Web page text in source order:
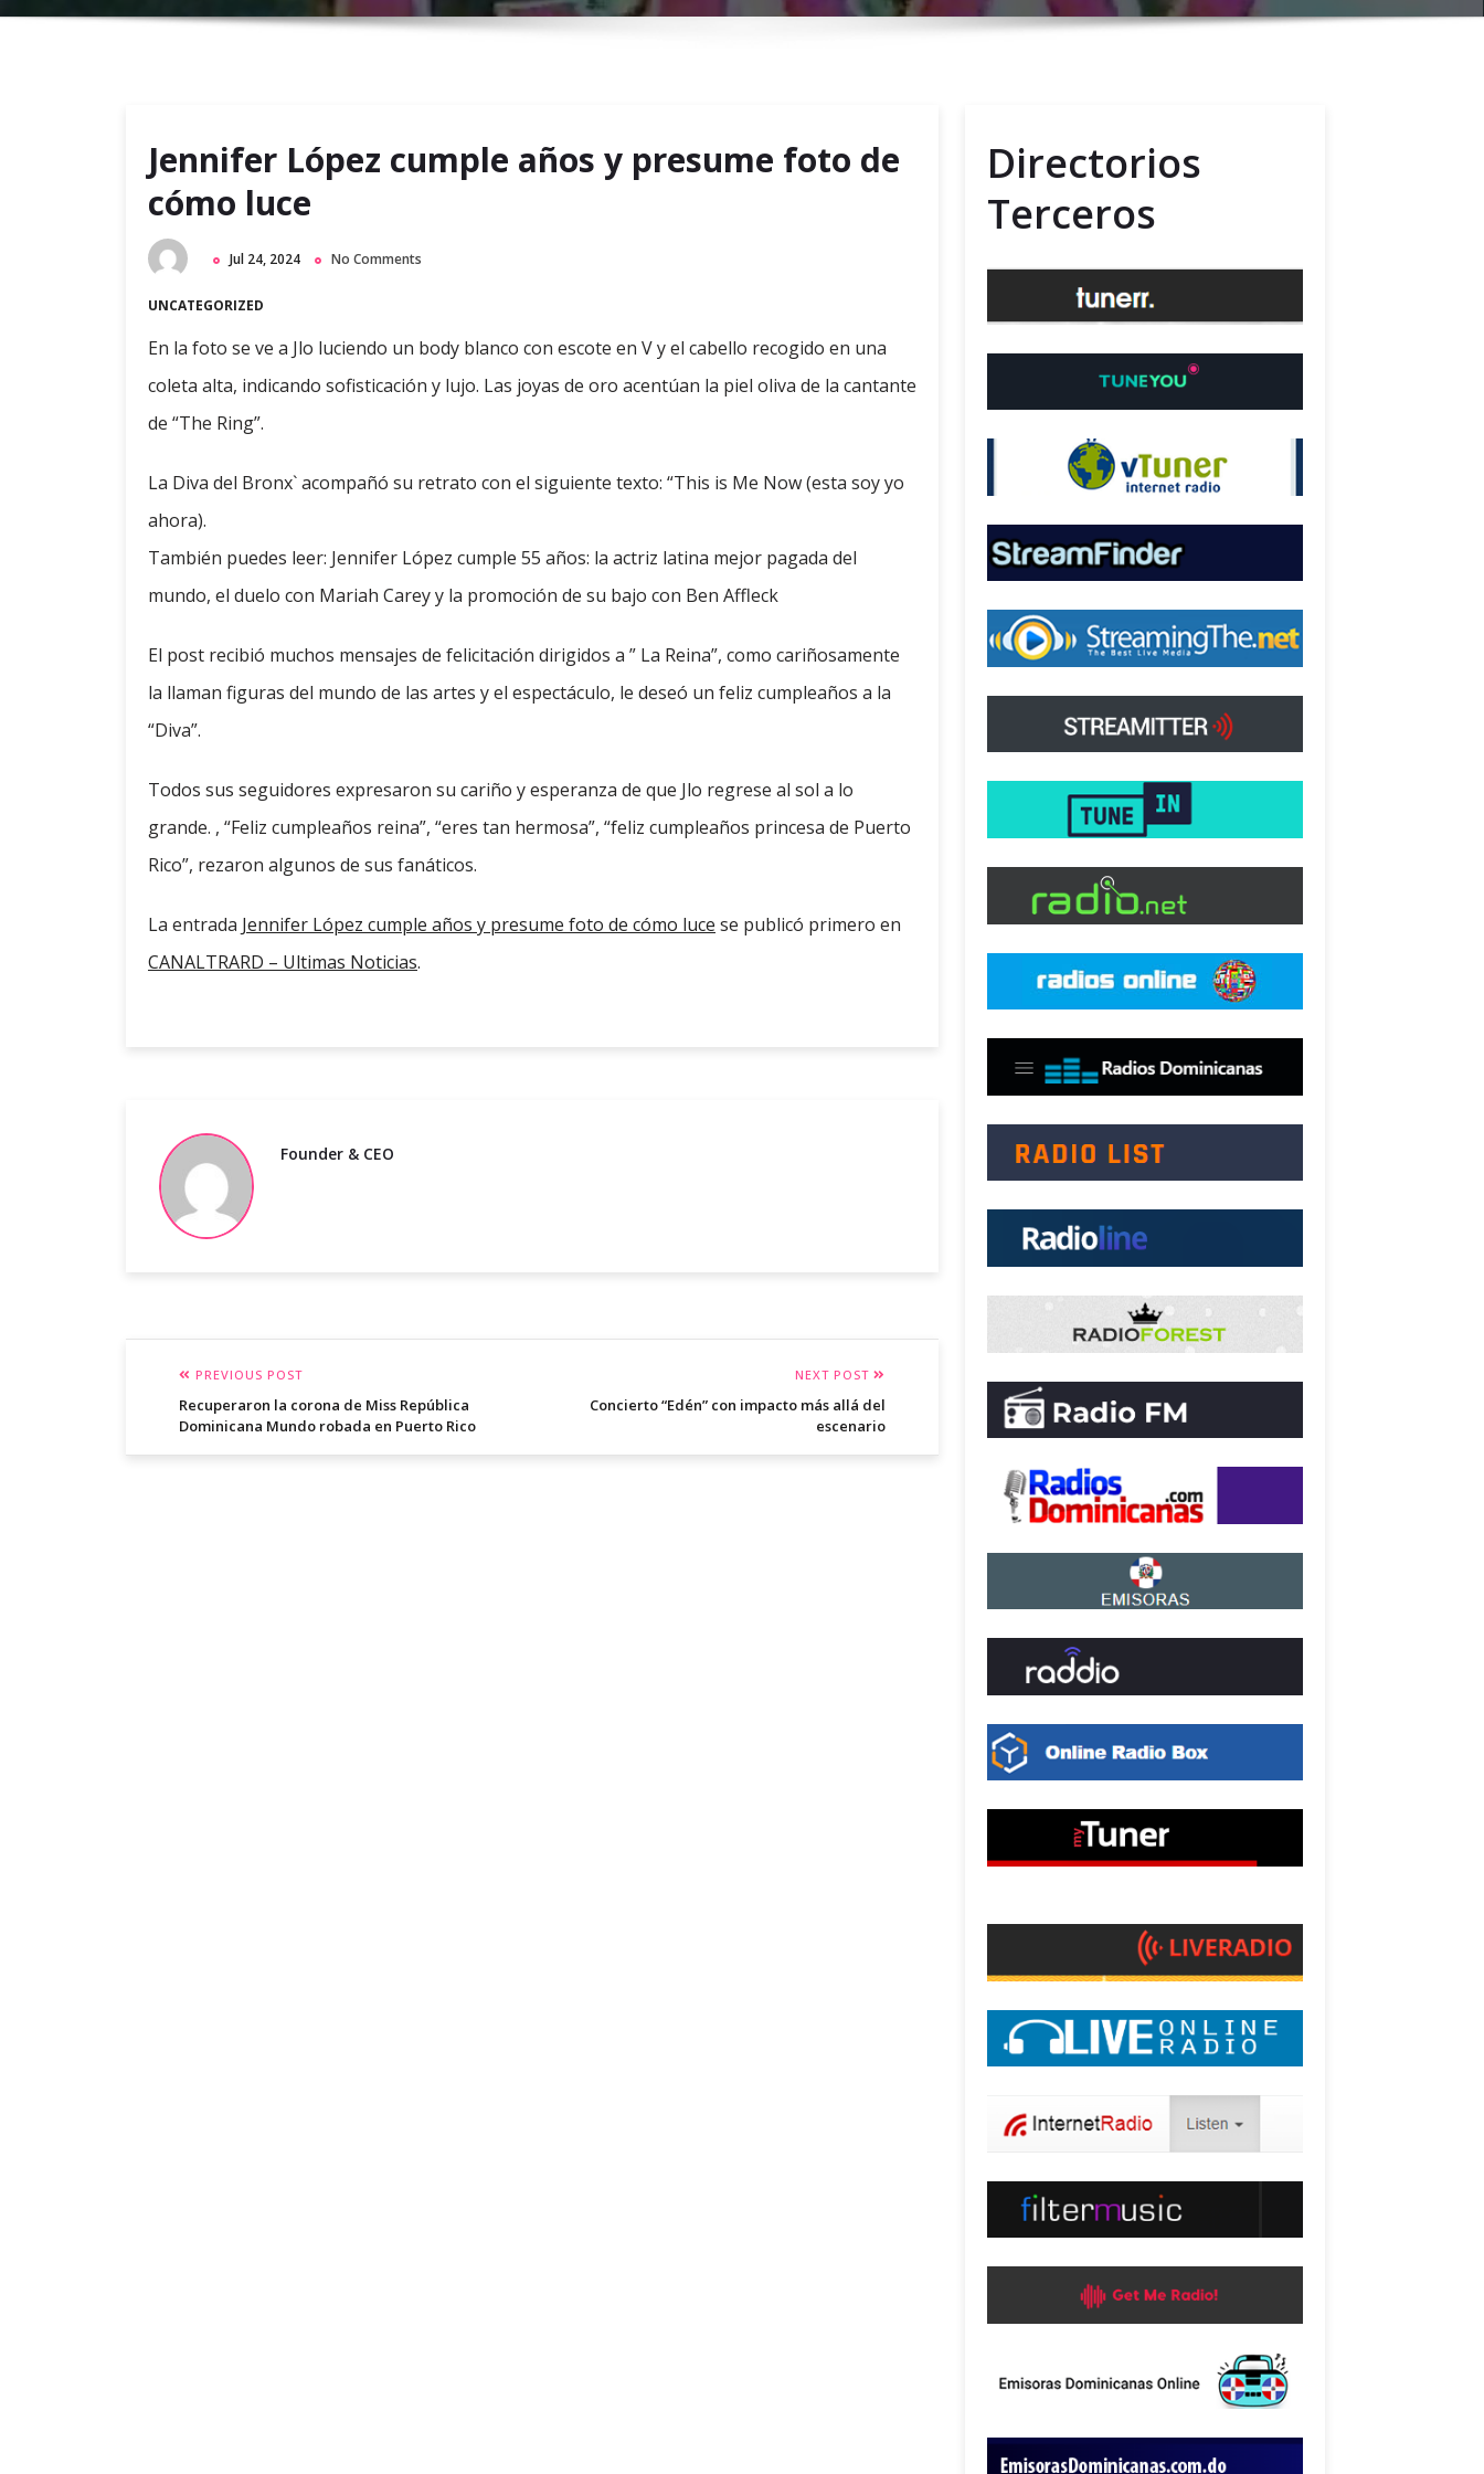
r
u
Jennifer López cumple años y presume foto de
cómo luce
Jul 24, 2024 No Comments
UNCATEGORIZED
En la foto se ve a Jlo luciendo un body blanco con escote en V y el cabello recogido en una
coleta alta, indicando sofisticación y lujo. Las joyas de oro acentúan la piel oliva de la cantante
de “The Ring”.
La Diva del Bronx` acompañó su retrato con el siguiente texto: “This is Me Now (esta soy yo
ahora).
También puedes leer: Jennifer López cumple 55 años: la actriz latina mejor pagada del
mundo, el duelo con Mariah Carey y la promoción de su bajo con Ben Affleck
El post recibió muchos mensajes de felicitación dirigidos a ” La Reina”, como cariñosamente
la llaman figuras del mundo de las artes y el espectáculo, le deseó un feliz cumpleaños a la
“Diva”.
Todos sus seguidores expresaron su cariño y esperanza de que Jlo regrese al sol a lo
grande. , “Feliz cumpleaños reina”, “eres tan hermosa”, “feliz cumpleaños princesa de Puerto
Rico”, rezaron algunos de sus fanáticos.
La entrada Jennifer López cumple años y presume foto de cómo luce se publicó primero en
CANALTRARD – Ultimas Noticias.
Founder & CEO
PREVIOUS POST
Recuperaron la corona de Miss República
Dominicana Mundo robada en Puerto Rico
NEXT POST
Concierto “Edén” con impacto más allá del
escenario
Directorios
Terceros